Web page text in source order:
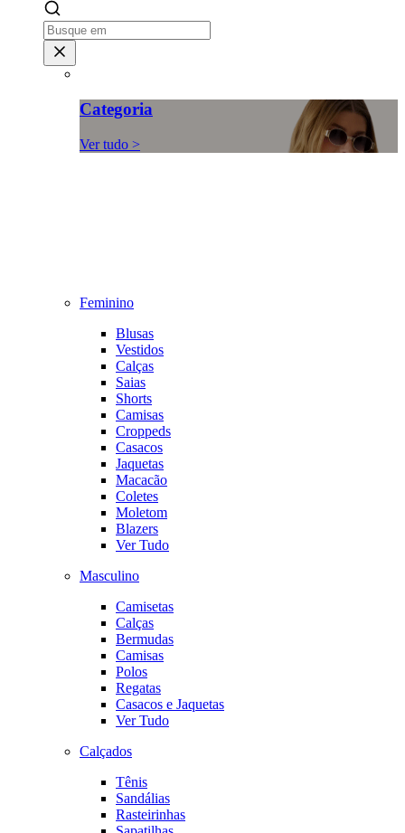
Categoria
Ver tudo >
Feminino
Blusas
Vestidos
Calças
Saias
Shorts
Camisas
Croppeds
Casacos
Jaquetas
Macacão
Coletes
Moletom
Blazers
Ver Tudo
Masculino
Camisetas
Calças
Bermudas
Camisas
Polos
Regatas
Casacos e Jaquetas
Ver Tudo
Calçados
Tênis
Sandálias
Rasteirinhas